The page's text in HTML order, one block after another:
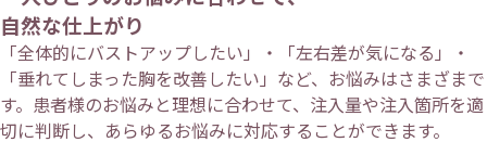
自然な仕上がり
「全体的にバストアップしたい」・「左右差が気になる」・
「垂れてしまった胸を改善したい」など、お悩みはさまざまで
す。患者様のお悩みと理想に合わせて、注入量や注入箇所を適
切に判断し、あらゆるお悩みに対応することができます。